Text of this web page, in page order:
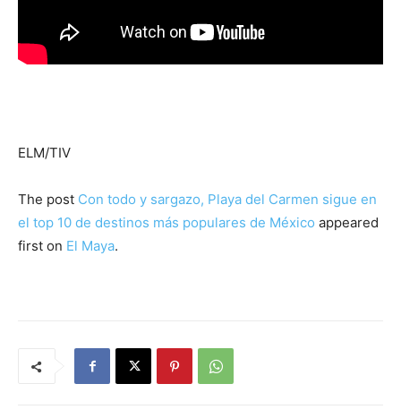
ELM/TIV
The post Con todo y sargazo, Playa del Carmen sigue en
el top 10 de destinos más populares de México appeared
first on El Maya.